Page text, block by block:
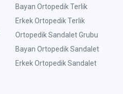
Bayan Ortopedik Terlik
Erkek Ortopedik Terlik
Ortopedik Sandalet Grubu
Bayan Ortopedik Sandalet
Erkek Ortopedik Sandalet